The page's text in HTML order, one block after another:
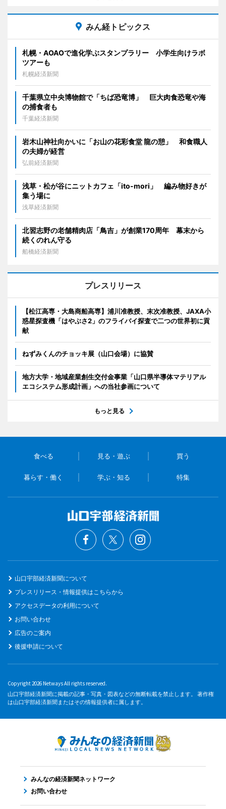
みん経トピックス
札幌・AOAOで進化学ぶスタンプラリー 小学生向けラボ
ツアーも
札幌経済新聞
千葉県立中央博物館で「ちば恐竜博」 巨大肉食恐竜や海
の捕食者も
千葉経済新聞
岩木山神社向かいに「お山の花彩食堂 龍の憩」 和食職人
の夫婦が経営
弘前経済新聞
浅草・松が谷にニットカフェ「ito-mori」 編み物好きが
集う場に
浅草経済新聞
北習志野の老舗精肉店「鳥吉」が創業170周年 幕末から
続くのれん守る
船橋経済新聞
プレスリリース
【松江高専・大島商船高専】浦川准教授、末次准教授、JAXA小
惑星探査機「はやぶさ2」のフライバイ探査で二つの世界初に貢
献
ねずみくんのチョッキ展（山口会場）に協賛
地方大学・地域産業創生交付金事業「山口県半導体マテリアル
エコシステム形成計画」への当社参画について
もっと見る
食べる 見る・遊ぶ 買う
暮らす・働く 学ぶ・知る 特集
山口宇部経済新聞について
プレスリリース・情報提供はこちらから
アクセスデータの利用について
お問い合わせ
広告のご案内
後援申請について
Copyright 2026 Netways All rights reserved.
山口宇部経済新聞に掲載の記事・写真・図表などの無断転載を禁止します。 著作権
は山口宇部経済新聞またはその情報提供者に属します。
みんなの経済新聞ネットワーク
お問い合わせ